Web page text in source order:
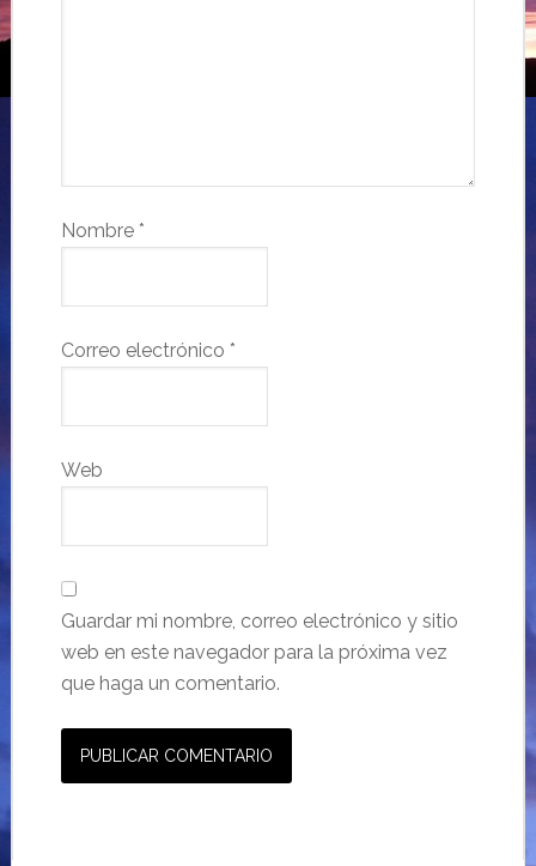
Nombre *
Correo electrónico *
Web
Guardar mi nombre, correo electrónico y sitio
web en este navegador para la próxima vez
que haga un comentario.